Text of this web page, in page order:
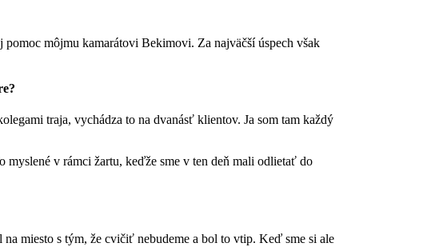
môjmu kamarátovi Bekimovi. Za najväčší úspech však
traja, vychádza to na dvanásť klientov. Ja som tam každý
v rámci žartu, keďže sme v ten deň mali odlietať do
miesto s tým, že cvičiť nebudeme a bol to vtip. Keď sme si ale